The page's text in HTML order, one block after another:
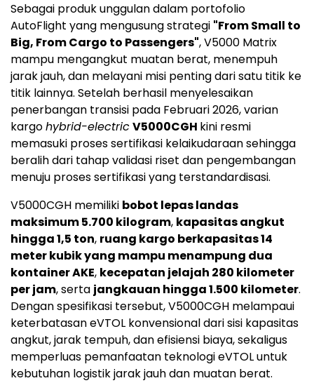
Sebagai produk unggulan dalam portofolio
AutoFlight yang mengusung strategi "From Small to
Big, From Cargo to Passengers", V5000 Matrix
mampu mengangkut muatan berat, menempuh
jarak jauh, dan melayani misi penting dari satu titik ke
titik lainnya. Setelah berhasil menyelesaikan
penerbangan transisi pada Februari 2026, varian
kargohybrid-electricV5000CGH kini resmi
memasuki proses sertifikasi kelaikudaraan sehingga
beralih dari tahap validasi riset dan pengembangan
menuju proses sertifikasi yang terstandardisasi.
V5000CGH memiliki bobot lepas landas
maksimum 5.700 kilogram, kapasitas angkut
hingga 1,5 ton, ruang kargo berkapasitas 14
meter kubik yang mampu menampung dua
kontainer AKE, kecepatan jelajah 280 kilometer
per jam, serta jangkauan hingga 1.500 kilometer.
Dengan spesifikasi tersebut, V5000CGH melampaui
keterbatasan eVTOL konvensional dari sisi kapasitas
angkut, jarak tempuh, dan efisiensi biaya, sekaligus
memperluas pemanfaatan teknologi eVTOL untuk
kebutuhan logistik jarak jauh dan muatan berat.